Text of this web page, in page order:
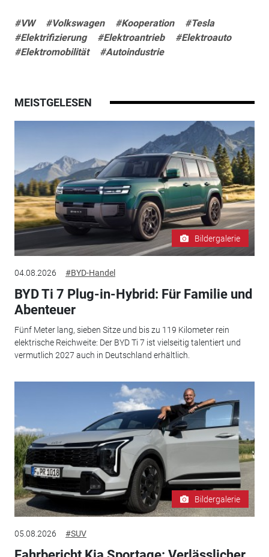
#VW #Volkswagen #Kooperation
#Tesla
#Elektrifizierung
#Elektroantrieb
#Elektroauto
#Elektromobilität
#Autoindustrie
MEISTGELESEN
Bildergalerie
04.08.2026 #BYD-Handel
BYD Ti 7 Plug-in-Hybrid: Für Familie und
Abenteuer
Fünf Meter lang, sieben Sitze und bis zu 119 Kilometer rein
elektrische Reichweite: Der BYD Ti 7 ist vielseitig talentiert und
vermutlich 2027 auch in Deutschland erhältlich.
Bildergalerie
05.08.2026 #SUV